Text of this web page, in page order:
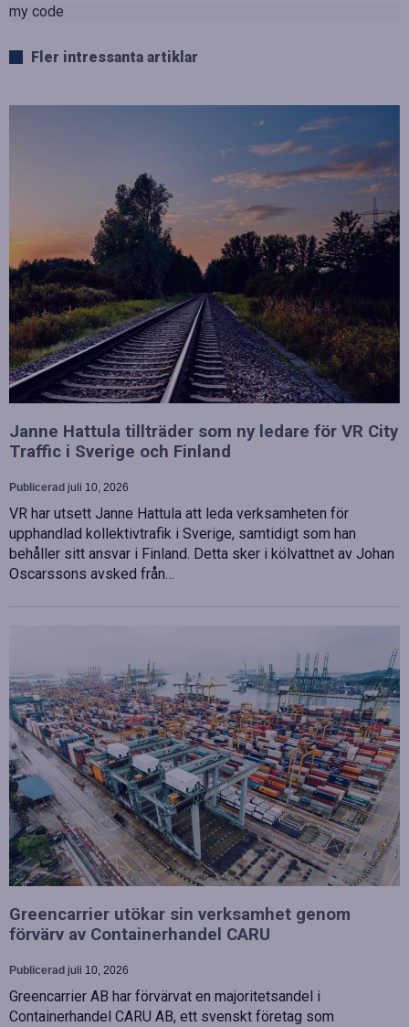
my code
Fler intressanta artiklar
Janne Hattula tillträder som ny ledare för VR City
Traffic i Sverige och Finland
Publicerad juli 10, 2026
VR har utsett Janne Hattula att leda verksamheten för
upphandlad kollektivtrafik i Sverige, samtidigt som han
behåller sitt ansvar i Finland. Detta sker i kölvattnet av Johan
Oscarssons avsked från…
Greencarrier utökar sin verksamhet genom
förvärv av Containerhandel CARU
Publicerad juli 10, 2026
Greencarrier AB har förvärvat en majoritetsandel i
Containerhandel CARU AB, ett svenskt företag som